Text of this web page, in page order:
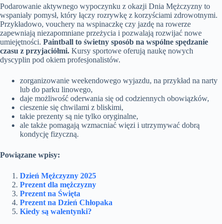
Podarowanie aktywnego wypoczynku z okazji Dnia Mężczyzny to
wspaniały pomysł, który łączy rozrywkę z korzyściami zdrowotnymi.
Przykładowo, vouchery na wspinaczkę czy jazdę na rowerze
zapewniają niezapomniane przeżycia i pozwalają rozwijać nowe
umiejętności. Paintball to świetny sposób na wspólne spędzanie
czasu z przyjaciółmi. Kursy sportowe oferują naukę nowych
dyscyplin pod okiem profesjonalistów.
zorganizowanie weekendowego wyjazdu, na przykład na narty
lub do parku linowego,
daje możliwość oderwania się od codziennych obowiązków,
cieszenie się chwilami z bliskimi,
takie prezenty są nie tylko oryginalne,
ale także pomagają wzmacniać więzi i utrzymywać dobrą
kondycję fizyczną.
Powiązane wpisy:
Dzień Mężczyzny 2025
Prezent dla mężczyzny
Prezent na Święta
Prezent na Dzień Chłopaka
Kiedy są walentynki?